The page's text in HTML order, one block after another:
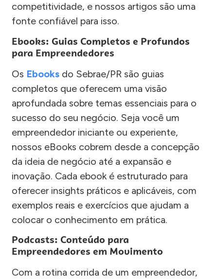
competitividade, e nossos artigos são uma
fonte confiável para isso.
Ebooks: Guias Completos e Profundos
para Empreendedores
Os Ebooks do Sebrae/PR são guias
completos que oferecem uma visão
aprofundada sobre temas essenciais para o
sucesso do seu negócio. Seja você um
empreendedor iniciante ou experiente,
nossos eBooks cobrem desde a concepção
da ideia de negócio até a expansão e
inovação. Cada ebook é estruturado para
oferecer insights práticos e aplicáveis, com
exemplos reais e exercícios que ajudam a
colocar o conhecimento em prática.
Podcasts: Conteúdo para
Empreendedores em Movimento
Com a rotina corrida de um empreendedor,